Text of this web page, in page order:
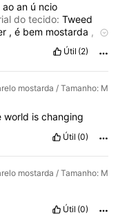
ao an ú ncio
do tecido:Tweed
,é bem mostarda ,
mais
meucelular
Útil (2)
mostarda / Tamanho: M
world ischanging
Útil (0)
mostarda / Tamanho: M
Útil (0)